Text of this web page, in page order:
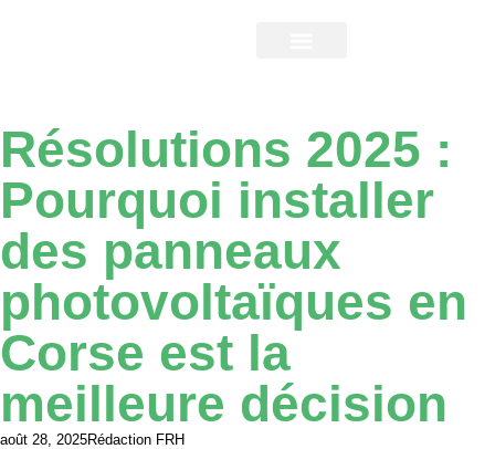
Résolutions 2025 :
Pourquoi installer
des panneaux
photovoltaïques en
Corse est la
meilleure décision
août 28, 2025Rédaction FRH